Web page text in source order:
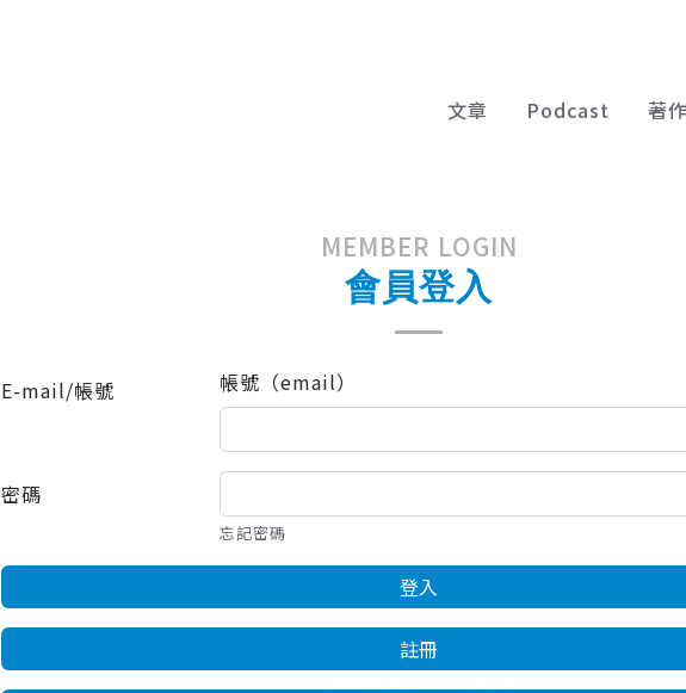
文章 Podcast 著
MEMBER LOGIN
會員登入
E-mail/帳號 帳號（email）
密碼
忘記密碼
登入
註冊